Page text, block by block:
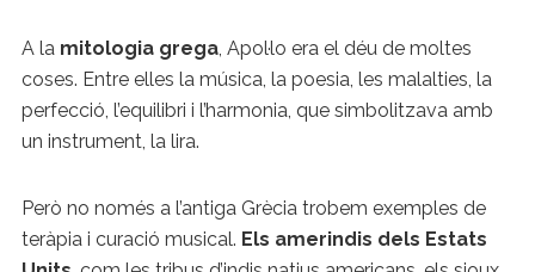
A la mitologia grega, Apol·lo era el déu de moltes
coses. Entre elles la música, la poesia, les malalties, la
perfecció, l’equilibri i l’harmonia, que simbolitzava amb
un instrument, la lira.
Però no només a l’antiga Grècia trobem exemples de
teràpia i curació musical. Els amerindis dels Estats